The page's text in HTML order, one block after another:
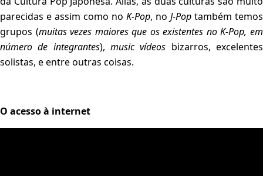
parecidas e assim como no K-Pop, no J-Pop também temos
grupos (muitas vezes maiores que os existentes noK-Pop, em
número de integrantes),music vídeos bizarros, excelentes
solistas, e entre outras coisas.
O acesso à internet